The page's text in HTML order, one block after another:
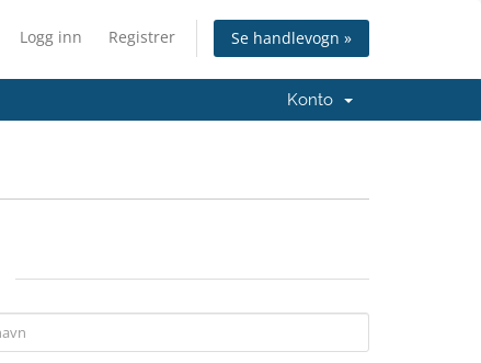
Logg inn Registrer Se handlevogn »
Konto